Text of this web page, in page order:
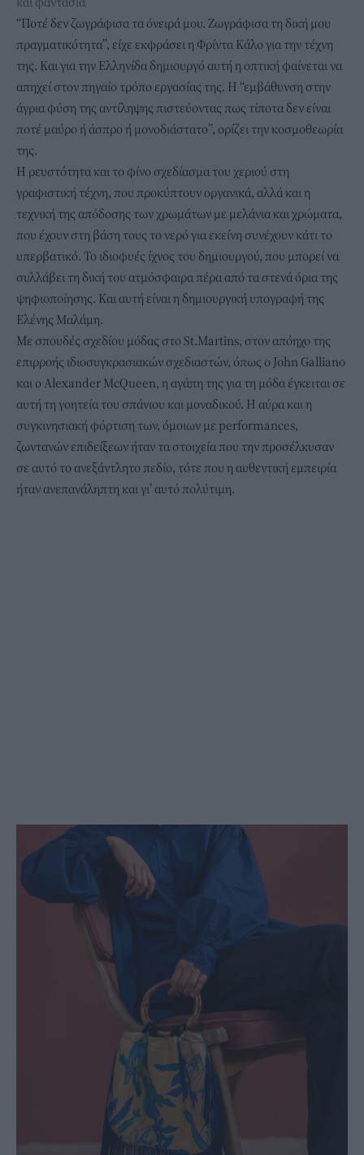
“Ποτέ δεν ζωγράφισα τα όνειρά μου. Ζωγράφισα τη δική μου
πραγματικότητα”, είχε εκφράσει η Φρίντα Κάλο για την τέχνη
της. Και για την Ελληνίδα δημιουργό αυτή η οπτική φαίνεται να
απηχεί στον πηγαίο τρόπο εργασίας της. Η “εμβάθυνση στην
άγρια φύση της αντίληψης πιστεύοντας πως τίποτα δεν είναι
ποτέ μαύρο ή άσπρο ή μονοδιάστατο”, ορίζει την κοσμοθεωρία
της.
Η ρευστότητα και το φίνο σχεδίασμα του χεριού στη
γραφιστική τέχνη, που προκύπτουν οργανικά, αλλά και η
τεχνική της απόδοσης των χρωμάτων με μελάνια και χρώματα,
που έχουν στη βάση τους το νερό για εκείνη συνέχουν κάτι το
υπερβατικό. Το ιδιοφυές ίχνος του δημιουργού, που μπορεί να
συλλάβει τη δική του ατμόσφαιρα πέρα από τα στενά όρια της
ψηφιοποίησης. Και αυτή είναι η δημιουργική υπογραφή της
Ελένης Μαλάμη.
Με σπουδές σχεδίου μόδας στο St.Martins, στον απόηχο της
επιρροής ιδιοσυγκρασιακών σχεδιαστών, όπως ο John Galliano
και ο Alexander McQueen, η αγάπη της για τη μόδα έγκειται σε
αυτή τη γοητεία του σπάνιου και μοναδικού. Η αύρα και η
συγκινησιακή φόρτιση των, όμοιων με performances,
ζωντανών επιδείξεων ήταν τα στοιχεία που την προσέλκυσαν
σε αυτό το ανεξάντλητο πεδίο, τότε που η αυθεντική εμπειρία
ήταν ανεπανάληπτη και γι’ αυτό πολύτιμη.